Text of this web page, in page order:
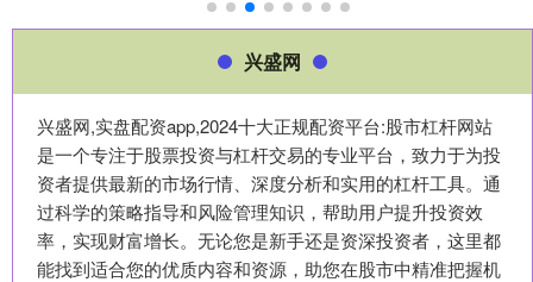
兴盛网
兴盛网,实盘配资app,2024十大正规配资平台:股市杠杆网站
是一个专注于股票投资与杠杆交易的专业平台，致力于为投
资者提供最新的市场行情、深度分析和实用的杠杆工具。通
过科学的策略指导和风险管理知识，帮助用户提升投资效
率，实现财富增长。无论您是新手还是资深投资者，这里都
能找到适合您的优质内容和资源，助您在股市中精准把握机